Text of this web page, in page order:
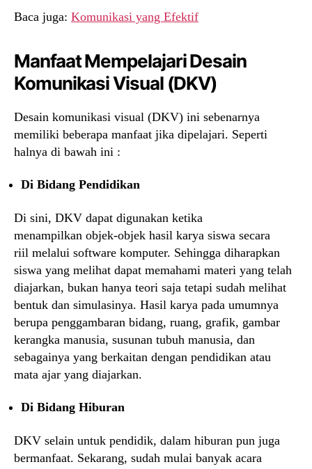
Baca juga: Komunikasi yang Efektif
Manfaat Mempelajari Desain
Komunikasi Visual (DKV)
Desain komunikasi visual (DKV) ini sebenarnya
memiliki beberapa manfaat jika dipelajari. Seperti
halnya di bawah ini :
Di Bidang Pendidikan
Di sini, DKV dapat digunakan ketika
menampilkan objek-objek hasil karya siswa secara
riil melalui software komputer. Sehingga diharapkan
siswa yang melihat dapat memahami materi yang telah
diajarkan, bukan hanya teori saja tetapi sudah melihat
bentuk dan simulasinya. Hasil karya pada umumnya
berupa penggambaran bidang, ruang, grafik, gambar
kerangka manusia, susunan tubuh manusia, dan
sebagainya yang berkaitan dengan pendidikan atau
mata ajar yang diajarkan.
Di Bidang Hiburan
DKV selain untuk pendidik, dalam hiburan pun juga
bermanfaat. Sekarang, sudah mulai banyak acara